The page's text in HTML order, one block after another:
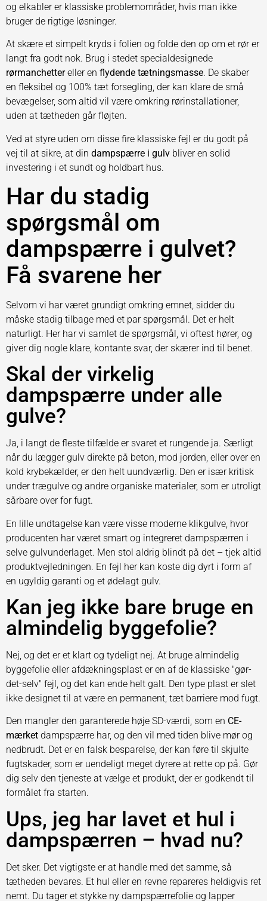
og elkabler er klassiske problemområder, hvis man ikke
bruger de rigtige løsninger.
At skære et simpelt kryds i folien og folde den op om et rør er
langt fra godt nok. Brug i stedet specialdesignede
rørmanchettereller en flydende tætningsmasse. De skaber
en fleksibel og 100% tæt forsegling, der kan klare de små
bevægelser, som altid vil være omkring rørinstallationer,
uden at tætheden går fløjten.
Ved at styre uden om disse fire klassiske fejl er du godt på
vej til at sikre, at din dampspærre i gulv bliver en solid
investering i et sundt og holdbart hus.
Har du stadig
spørgsmål om
dampspærre i gulvet?
Få svarene her
Selvom vi har været grundigt omkring emnet, sidder du
måske stadig tilbage med et par spørgsmål. Det er helt
naturligt. Her har vi samlet de spørgsmål, vi oftest hører, og
giver dig nogle klare, kontante svar, der skærer ind til benet.
Skal der virkelig
dampspærre under alle
gulve?
Ja, i langt de fleste tilfælde er svaret et rungende ja. Særligt
når du lægger gulv direkte på beton, mod jorden, eller over en
kold krybekælder, er den helt uundværlig. Den er især kritisk
under trægulve og andre organiske materialer, som er utroligt
sårbare over for fugt.
En lille undtagelse kan være visse moderne klikgulve, hvor
producenten har været smart og integreret dampspærren i
selve gulvunderlaget. Men stol aldrig blindt på det – tjek altid
produktvejledningen. En fejl her kan koste dig dyrt i form af
en ugyldig garanti og et ødelagt gulv.
Kan jeg ikke bare bruge en
almindelig byggefolie?
Nej, og det er et klart og tydeligt nej. At bruge almindelig
byggefolie eller afdækningsplast er en af de klassiske "gør-
det-selv" fejl, og det kan ende helt galt. Den type plast er slet
ikke designet til at være en permanent, tæt barriere mod fugt.
Den mangler den garanterede høje SD-værdi, som en CE-
mærket dampspærre har, og den vil med tiden blive mør og
nedbrudt. Det er en falsk besparelse, der kan føre til skjulte
fugtskader, som er uendeligt meget dyrere at rette op på. Gør
dig selv den tjeneste at vælge et produkt, der er godkendt til
formålet fra starten.
Ups, jeg har lavet et hul i
dampspærren – hvad nu?
Det sker. Det vigtigste er at handle med det samme, så
tætheden bevares. Et hul eller en revne repareres heldigvis ret
nemt. Du tager et stykke ny dampspærrefolie og lapper